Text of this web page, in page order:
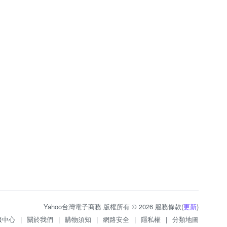
Yahoo台灣電子商務 版權所有 © 2026 服務條款(更新)
中心 | 關於我們 | 購物須知 | 網路安全 | 隱私權 | 分類地圖